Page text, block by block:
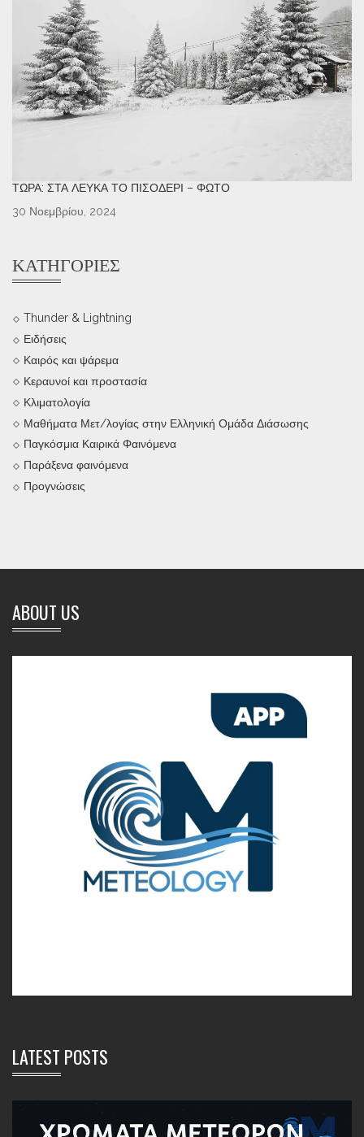
ΤΏΡΑ: ΣΤΑ ΛΕΥΚΆ ΤΟ ΠΙΣΟΔΈΡΙ – ΦΩΤΌ
30 Νοεμβρίου, 2024
ΚΑΤΗΓΟΡΊΕΣ
Thunder & Lightning
Ειδήσεις
Καιρός και ψάρεμα
Κεραυνοί και προστασία
Κλιματολογία
Μαθήματα Μετ/λογίας στην Ελληνική Ομάδα Διάσωσης
Παγκόσμια Καιρικά Φαινόμενα
Παράξενα φαινόμενα
Προγνώσεις
ABOUT US
LATEST POSTS